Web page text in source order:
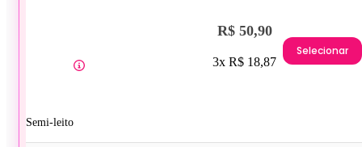
Semi-leito
R$ 50,90
3x R$ 18,87
Selecionar